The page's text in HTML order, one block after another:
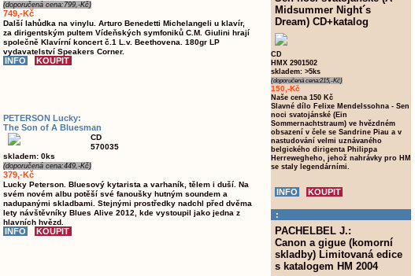
Midsummer Night´s
Dream) CD+katalog
CD
HMX 2901502
skladem: >5ks
(doporučená cena:215,-Kč)
150,-Kč
Naše cena 150 Kč
Slavné dílo Felixe Mendelssohna - Sen
noci svatojánské (Ein
Sommernachtstraum) ve hvězdném
obsazení v čele se Sandrine Piau a v
nastudování velmi uznávaného
belgického dirigenta Philippa
Herrewegheho, jehož nahrávky pro HM
se staly legendárními.
:
PACHELBEL J.:
Canon a gigue (komorní
skladby) Limitovaná edice
s katalogem HM 2004
(doporučená cena:799,-Kč)
749,-Kč
Další lahůdka na vinylu. Arturo Benedetti Michelangeli u klavír,
za dirigentským pultem Vídeňských symfoniků C.M. Giulini hrají
společně Klavírní koncert č.1 L.v. Beethovena. 180gr LP
vydavatelství Speakers Corner.
PETERSON Lucky:
The Son of A Bluesman
CD
570035
skladem: 0ks
(doporučená cena:449,-Kč)
379,-Kč
Lucky Peterson. Bluesový kytarista a varhaník, tělem i duší. Na
svém novém albu potěší své fanoušky hutným soundem a
nadupanými skladbami. Stejnými prostředky nadchl před dvěma
lety návštěvníky Blues Alive 2012, kde vystoupil jako jedna z
hlavních hvězd.